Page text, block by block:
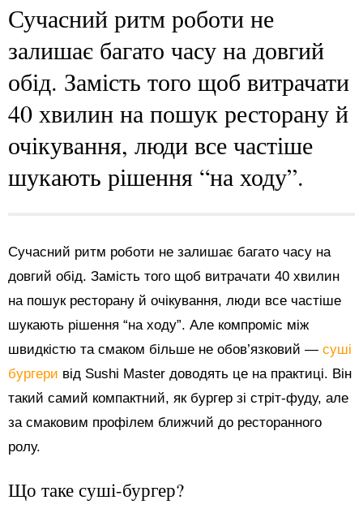
Сучасний ритм роботи не
залишає багато часу на довгий
обід. Замість того щоб витрачати
40 хвилин на пошук ресторану й
очікування, люди все частіше
шукають рішення “на ходу”.
Сучасний ритм роботи не залишає багато часу на
довгий обід. Замість того щоб витрачати 40 хвилин
на пошук ресторану й очікування, люди все частіше
шукають рішення “на ходу”. Але компроміс між
швидкістю та смаком більше не обов’язковий — суші
бургери від Sushi Master доводять це на практиці. Він
такий самий компактний, як бургер зі стріт-фуду, але
за смаковим профілем ближчий до ресторанного
ролу.
Що таке суші-бургер?